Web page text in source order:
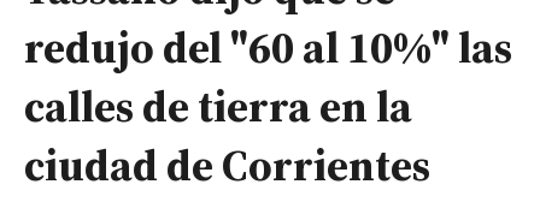
redujo del "60 al 10%" las
calles de tierra en la
ciudad de Corrientes